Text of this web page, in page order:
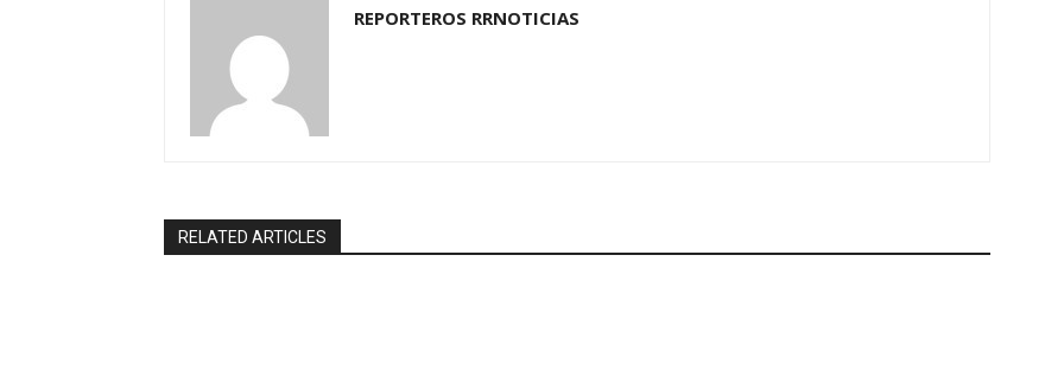
REPORTEROS RRNOTICIAS
RELATED ARTICLES